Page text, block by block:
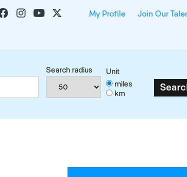
My Profile Join Our
Search radius
Unit
miles
km